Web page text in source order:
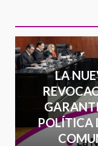
LA
POLÍTICA